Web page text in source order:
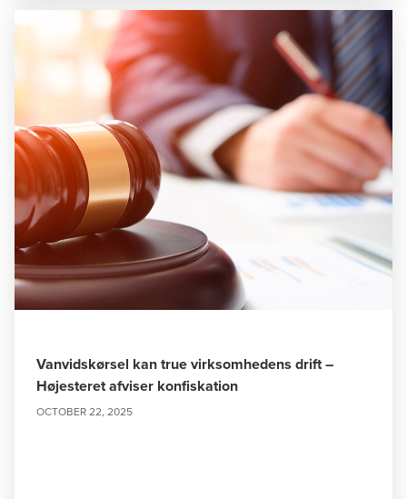
Vanvidskørsel kan true virksomhedens drift –
Højesteret afviser konfiskation
OCTOBER 22, 2025